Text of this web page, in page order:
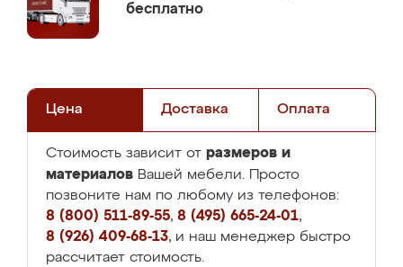
бесплатно
Цена Доставка Оплата
Стоимость зависит от размеров и
материалов Вашей мебели. Просто
позвоните нам по любому из телефонов:
8 (800) 511-89-55, 8 (495) 665-24-01,
8 (926) 409-68-13, и наш менеджер быстро
рассчитает стоимость.